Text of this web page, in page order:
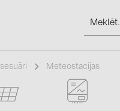
Meteostacijas